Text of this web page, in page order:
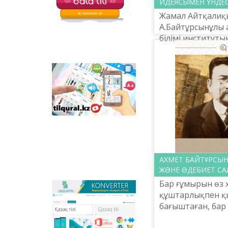
Tilqural.kz - is a web
service for the gradual
study of the state
language. The website
contains an online
Qazlatyn.kz - is a multi-
functional converter
that transforms texts
from Cyrillic to Latin
Жамал
А.Байтұрсынұлы
білімі
қызметкері,
ғылымдарының
профессор
АХМЕТ
ЖƏНЕ ƏДЕБИЕТ
Бар ғұмырын өз
құштарлықпен
бағыштаған,